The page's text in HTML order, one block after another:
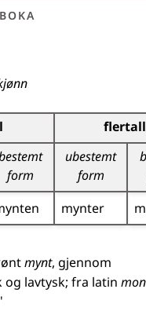
dette substantivet
flertall
form
ubestemt
form
mynter
mynt, gjennom
og lavtysk; fra latin